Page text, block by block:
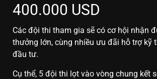
400.000 USD
Các đội thi tham gia sẽ có cơ hội nhận
thưởng lớn, cùng nhiều ưu đãi hỗ trợ kỹ
đầu tư.
Cụ thể, 5 đội thi lọt vào vòng chung kết